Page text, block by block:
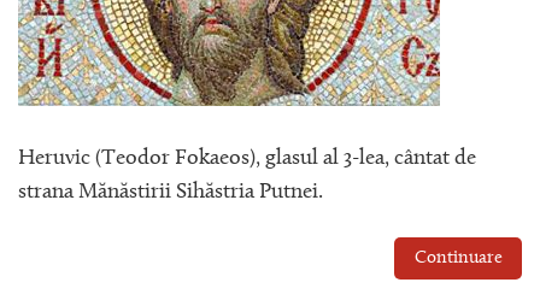
Heruvic (Teodor Fokaeos), glasul al 3-lea, cântat de
strana Mănăstirii Sihăstria Putnei.
Continuare